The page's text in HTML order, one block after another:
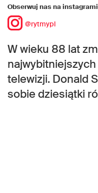
Obserwuj nas na
@rytmypl
W wieku 88 lat
telewizji. Donald
sobie dziesiątki